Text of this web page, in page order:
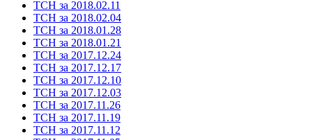
ТСН за 2018.02.11
ТСН за 2018.02.04
ТСН за 2018.01.28
ТСН за 2018.01.21
ТСН за 2017.12.24
ТСН за 2017.12.17
ТСН за 2017.12.10
ТСН за 2017.12.03
ТСН за 2017.11.26
ТСН за 2017.11.19
ТСН за 2017.11.12